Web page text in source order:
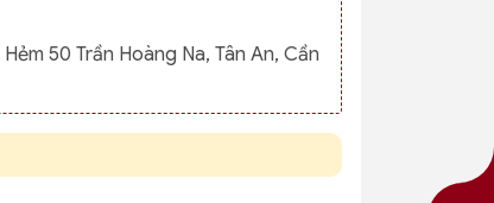
Hẻm 50 Trần Hoàng Na, Tân An, Cần